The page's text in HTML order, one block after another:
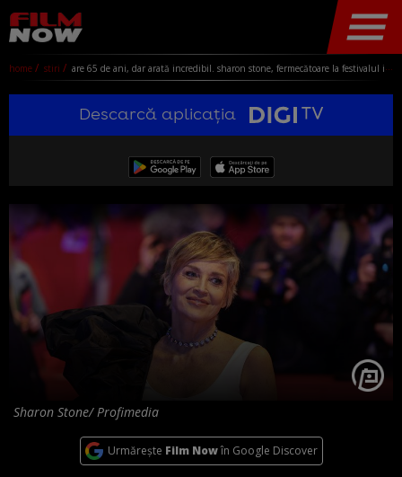
home stiri are 65 de ani, dar arată incredibil. sharon stone, fermecătoare la festivalul internațional de film de la berlin
Descarcă aplicația
Sharon Stone/ Profimedia
Urmărește Film Nowîn Google Discover